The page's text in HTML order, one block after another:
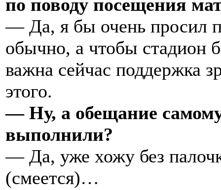
по поводу посещения
— Да, я бы очень просил
обычно, а чтобы стадион
важна сейчас поддержка
этого.
— Ну, а обещание
выполнили?
— Да, уже хожу без
(смеется)…